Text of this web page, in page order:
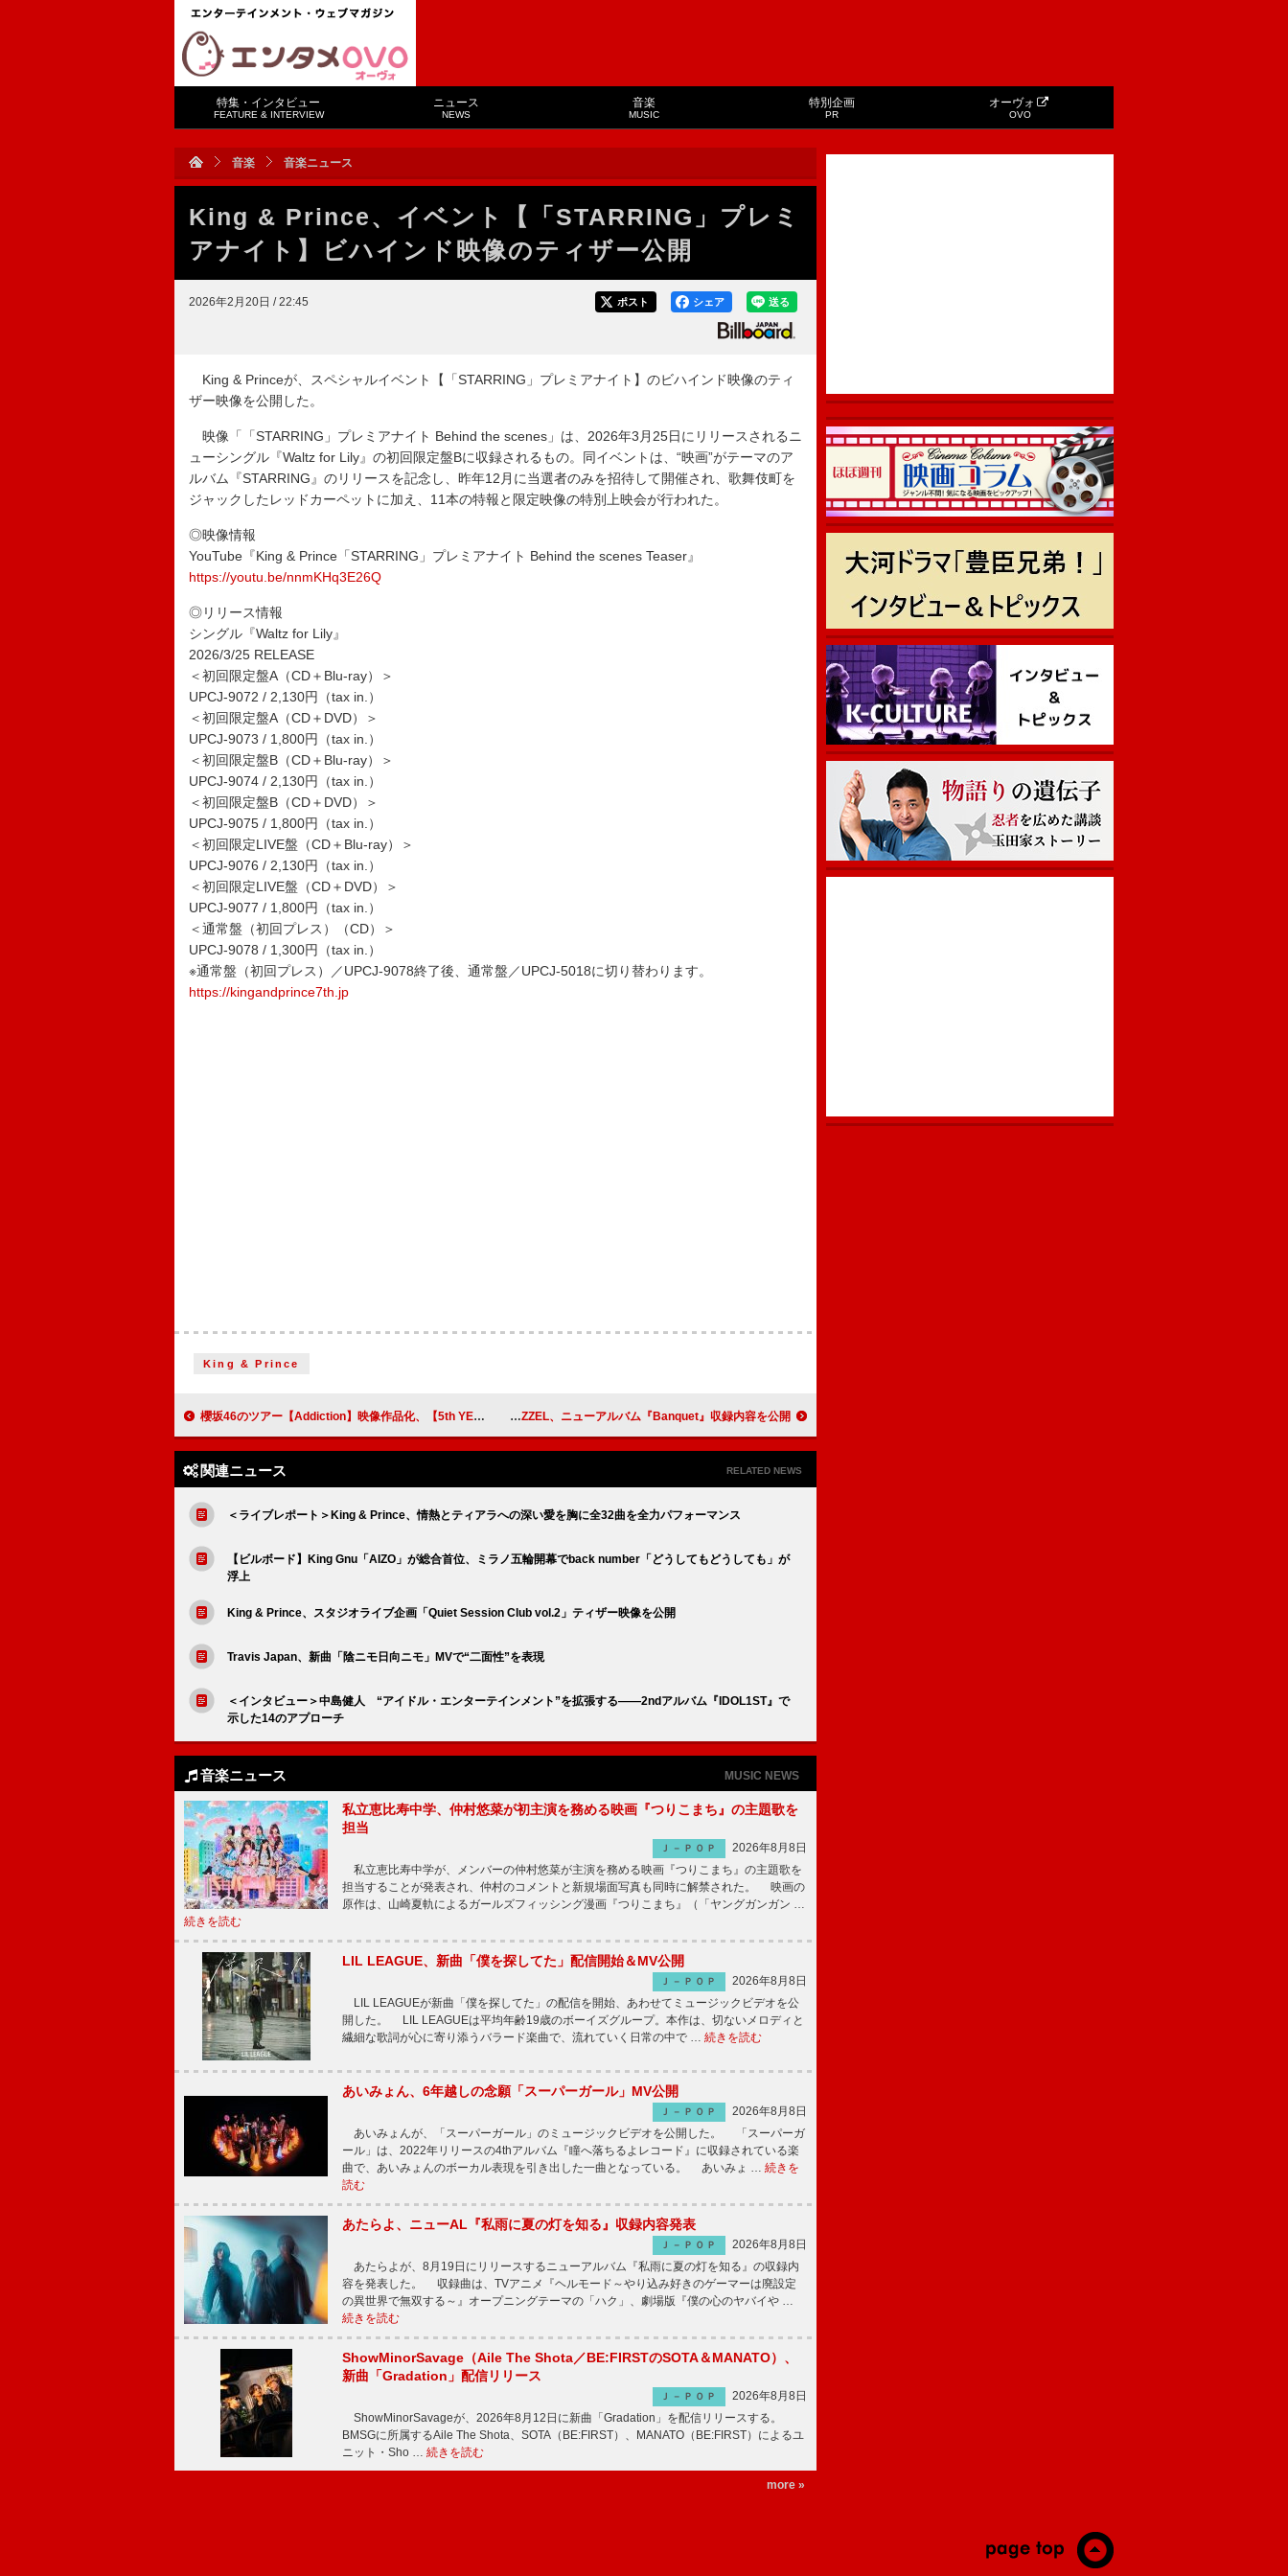
特集・インタビュー
FEATURE & INTERVIEW
ニュース
NEWS
音楽
MUSIC
特別企画
PR
オーヴォ
OVO
音楽 音楽ニュース
King & Prince、イベント【「STARRING」プレミ
アナイト】ビハインド映像のティザー公開
2026年2月20日 / 22:45 送る
シェア
ポスト
King & Princeが、スペシャルイベント【「STARRING」プレミアナイト】のビハインド映像のティ
ザー映像を公開した。
映像「「STARRING」プレミアナイト Behind the scenes」は、2026年3月25日にリリースされるニ
ューシングル『Waltz for Lily』の初回限定盤Bに収録されるもの。同イベントは、“映画”がテーマのア
ルバム『STARRING』のリリースを記念し、昨年12月に当選者のみを招待して開催され、歌舞伎町を
ジャックしたレッドカーペットに加え、11本の特報と限定映像の特別上映会が行われた。
◎映像情報
YouTube『King & Prince「STARRING」プレミアナイト Behind the scenes Teaser』
https://youtu.be/nnmKHq3E26Q
◎リリース情報
シングル『Waltz for Lily』
2026/3/25 RELEASE
＜初回限定盤A（CD＋Blu-ray）＞
UPCJ-9072 / 2,130円（tax in.）
＜初回限定盤A（CD＋DVD）＞
UPCJ-9073 / 1,800円（tax in.）
＜初回限定盤B（CD＋Blu-ray）＞
UPCJ-9074 / 2,130円（tax in.）
＜初回限定盤B（CD＋DVD）＞
UPCJ-9075 / 1,800円（tax in.）
＜初回限定LIVE盤（CD＋Blu-ray）＞
UPCJ-9076 / 2,130円（tax in.）
＜初回限定LIVE盤（CD＋DVD）＞
UPCJ-9077 / 1,800円（tax in.）
＜通常盤（初回プレス）（CD）＞
UPCJ-9078 / 1,300円（tax in.）
※通常盤（初回プレス）／UPCJ-9078終了後、通常盤／UPCJ-5018に切り替わります。
https://kingandprince7th.jp
King & Prince
櫻坂46のツアー【Addiction】映像作品化、【5th YEAR ANNIVERSARY LIVE】新ビジュアル公開 MAZZEL、ニューアルバム『Banquet』収録内容を公開
関連ニュース RELATED NEWS
＜ライブレポート＞King & Prince、情熱とティアラへの深い愛を胸に全32曲を全力パフォーマンス
【ビルボード】King Gnu「AIZO」が総合首位、ミラノ五輪開幕でback number「どうしてもどうしても」が
浮上
King & Prince、スタジオライブ企画「Quiet Session Club vol.2」ティザー映像を公開
Travis Japan、新曲「陰ニモ日向ニモ」MVで“二面性”を表現
＜インタビュー＞中島健人 “アイドル・エンターテインメント”を拡張する――2ndアルバム『IDOL1ST』で
示した14のアプローチ
音楽ニュース MUSIC NEWS
私立恵比寿中学、仲村悠菜が初主演を務める映画『つりこまち』の主題歌を
担当
Ｊ－ＰＯＰ
2026年8月8日
私立恵比寿中学が、メンバーの仲村悠菜が主演を務める映画『つりこまち』の主題歌を
担当することが発表され、仲村のコメントと新規場面写真も同時に解禁された。 映画の
原作は、山崎夏軌によるガールズフィッシング漫画『つりこまち』（「ヤングガンガン …
続きを読む
LIL LEAGUE、新曲「僕を探してた」配信開始＆MV公開
Ｊ－ＰＯＰ
2026年8月8日
LIL LEAGUEが新曲「僕を探してた」の配信を開始、あわせてミュージックビデオを公
開した。 LIL LEAGUEは平均年齢19歳のボーイズグループ。本作は、切ないメロディと
繊細な歌詞が心に寄り添うバラード楽曲で、流れていく日常の中で … 続きを読む
あいみょん、6年越しの念願「スーパーガール」MV公開
Ｊ－ＰＯＰ
2026年8月8日
あいみょんが、「スーパーガール」のミュージックビデオを公開した。 「スーパーガ
ール」は、2022年リリースの4thアルバム『瞳へ落ちるよレコード』に収録されている楽
曲で、あいみょんのボーカル表現を引き出した一曲となっている。 あいみょ … 続きを
読む
あたらよ、ニューAL『私雨に夏の灯を知る』収録内容発表
Ｊ－ＰＯＰ
2026年8月8日
あたらよが、8月19日にリリースするニューアルバム『私雨に夏の灯を知る』の収録内
容を発表した。 収録曲は、TVアニメ『ヘルモード～やり込み好きのゲーマーは廃設定
の異世界で無双する～』オープニングテーマの「ハク」、劇場版『僕の心のヤバイや …
続きを読む
ShowMinorSavage（Aile The Shota／BE:FIRSTのSOTA＆MANATO）、
新曲「Gradation」配信リリース
Ｊ－ＰＯＰ
2026年8月8日
ShowMinorSavageが、2026年8月12日に新曲「Gradation」を配信リリースする。
BMSGに所属するAile The Shota、SOTA（BE:FIRST）、MANATO（BE:FIRST）によるユ
ニット・Sho … 続きを読む
more »